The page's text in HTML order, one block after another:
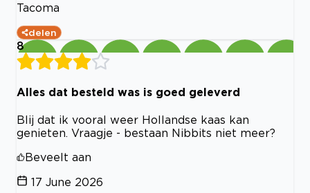
Tacoma
delen
8
Alles dat besteld was is goed geleverd
Blij dat ik vooral weer Hollandse kaas kan
genieten. Vraagje - bestaan Nibbits niet meer?
Beveelt aan
17 June 2026